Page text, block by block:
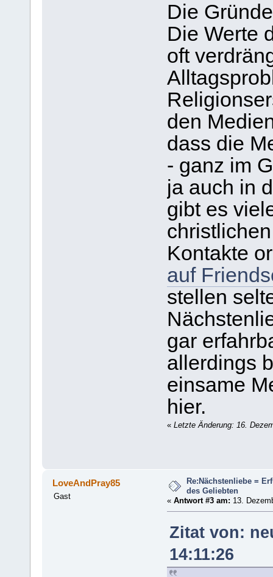
Die
Die Werte
oft
den
dass die
- ganz im
ja auch in
gibt es
Kontakte
auf
stellen
gar
allerdings
einsame
hier.
« Letzte Änderung: 16.
LoveAndPray85
Gast
Re:Nächstenliebe =
des Geliebten
« Antwort #3 am: 13.
Zitat von:
14:11:26